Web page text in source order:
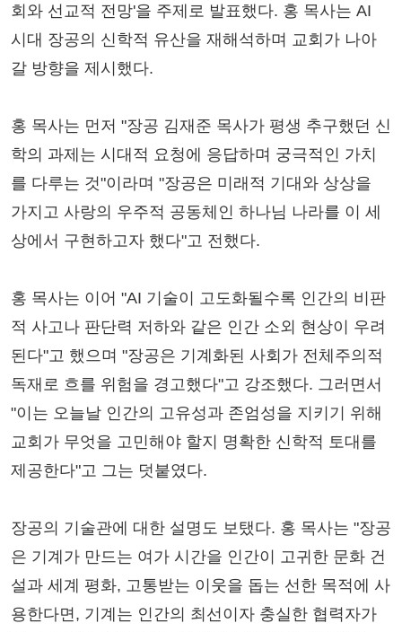
회와 선교적 전망'을 주제로 발표했다. 홍 목사는 AI
시대 장공의 신학적 유산을 재해석하며 교회가 나아
갈 방향을 제시했다.
홍 목사는 먼저 "장공 김재준 목사가 평생 추구했던 신
학의 과제는 시대적 요청에 응답하며 궁극적인 가치
를 다루는 것"이라며 "장공은 미래적 기대와 상상을
가지고 사랑의 우주적 공동체인 하나님 나라를 이 세
상에서 구현하고자 했다"고 전했다.
홍 목사는 이어 "AI 기술이 고도화될수록 인간의 비판
적 사고나 판단력 저하와 같은 인간 소외 현상이 우려
된다"고 했으며 "장공은 기계화된 사회가 전체주의적
독재로 흐를 위험을 경고했다"고 강조했다. 그러면서
"이는 오늘날 인간의 고유성과 존엄성을 지키기 위해
교회가 무엇을 고민해야 할지 명확한 신학적 토대를
제공한다"고 그는 덧붙였다.
장공의 기술관에 대한 설명도 보탰다. 홍 목사는 "장공
은 기계가 만드는 여가 시간을 인간이 고귀한 문화 건
설과 세계 평화, 고통받는 이웃을 돕는 선한 목적에 사
용한다면, 기계는 인간의 최선이자 충실한 협력자가